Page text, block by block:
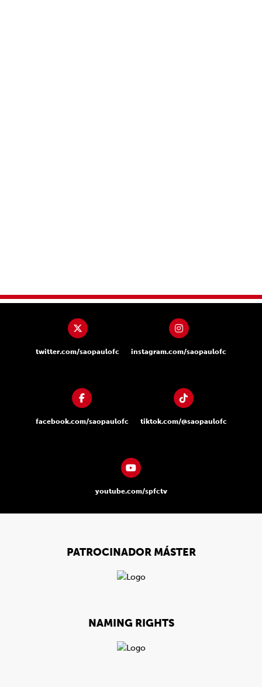
twitter.com/saopaulofc instagram.com/saopaulofc
facebook.com/saopaulofc tiktok.com/@saopaulofc
youtube.com/spfctv
PATROCINADOR MÁSTER
NAMING RIGHTS